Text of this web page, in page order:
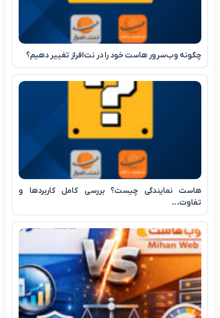
چگونه وب‌سرور هاست خود را در نت‌افراز تغییر دهیم؟
هاست نمایندگی چیست؟ بررسی کامل کاربردها و
تفاوت…